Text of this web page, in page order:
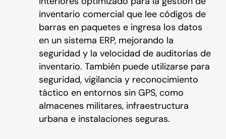
inventario comercial que lee códigos de
barras en paquetes e ingresa los datos
en un sistema ERP, mejorando la
seguridad y la velocidad de auditorías de
inventario. También puede utilizarse para
seguridad, vigilancia y reconocimiento
táctico en entornos sin GPS, como
almacenes militares, infraestructura
urbana e instalaciones seguras.